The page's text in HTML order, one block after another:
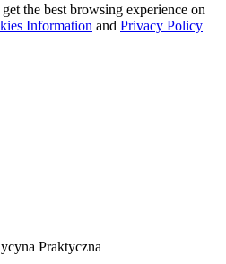
the best browsing experience on
Information and Privacy Policy
Praktyczna